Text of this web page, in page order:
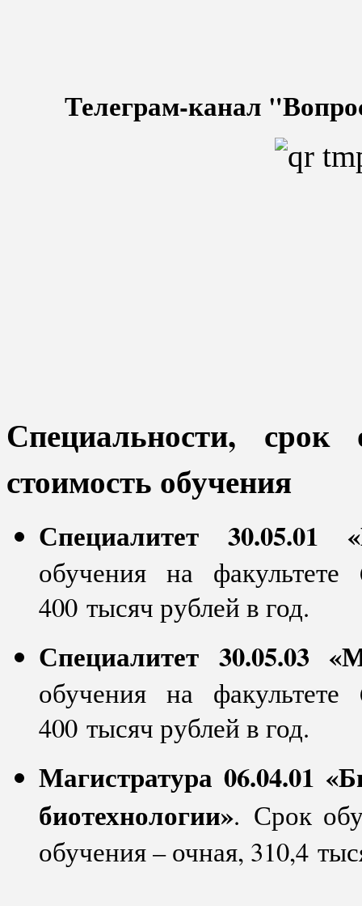
Телеграм-канал
Специальности,
стоимость обучения
Специалитет 30.05.01
обучения на
400 тысяч рублей в год.
Специалитет 30.05.03
обучения на
400 тысяч рублей в год.
Магистратура 06.04.01
биотехнологии». Срок
обучения – очная, 310,4